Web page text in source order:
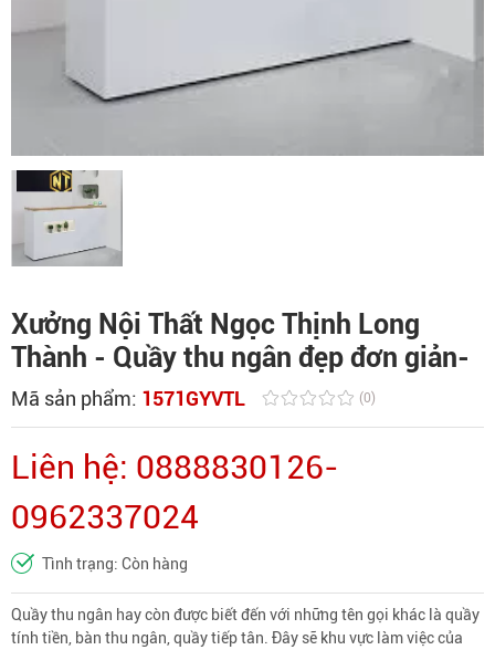
Xưởng Nội Thất Ngọc Thịnh Long
Thành - Quầy thu ngân đẹp đơn giản-
Mã sản phẩm: 1571GYVTL (0)
Liên hệ: 0888830126-
0962337024
Tình trạng: Còn hàng
Quầy thu ngân hay còn được biết đến với những tên gọi khác là quầy
tính tiền, bàn thu ngân, quầy tiếp tân. Đây sẽ khu vực làm việc của